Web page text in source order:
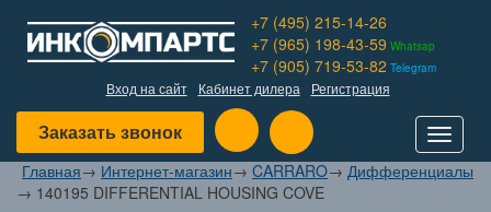
+7 (495) 215-14-26
+7 (965) 198-43-59 Whatsap
+7 (905) 719-53-82 Telegram
Вход на сайт Кабинет дилера Регистрация
Заказать звонок
Toggle
Главная→ Интернет-магазин→ CARRARO→ Дифференциалы
→ 140195 DIFFERENTIAL HOUSING COVE